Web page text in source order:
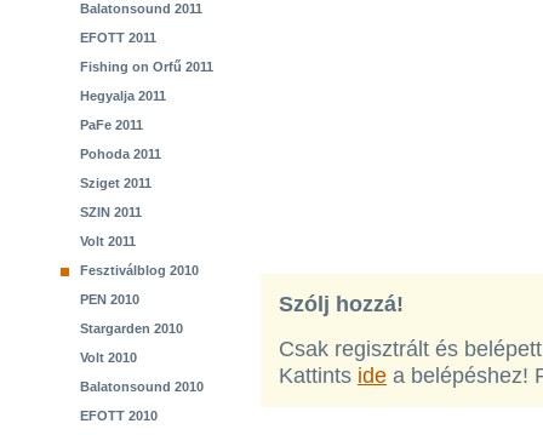
Balatonsound 2011
EFOTT 2011
Fishing on Orfű 2011
Hegyalja 2011
PaFe 2011
Pohoda 2011
Sziget 2011
SZIN 2011
Volt 2011
Fesztiválblog 2010
PEN 2010
Stargarden 2010
Volt 2010
Balatonsound 2010
EFOTT 2010
Szólj hozzá!
Csak regisztrált és
Kattints ide a belépéshez!